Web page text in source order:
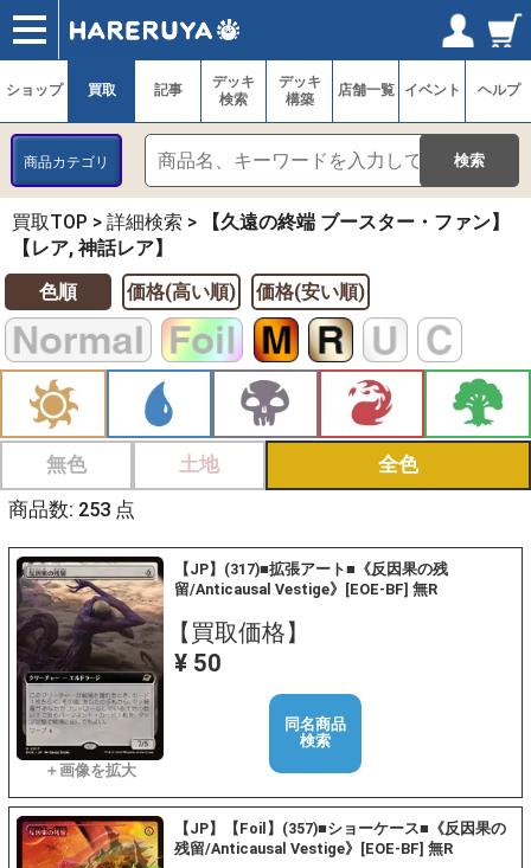
ショップ
買取
記事
デッキ検索
デッキ構築
選手一覧
店舗一覧
イベント
ヘルプ
お問い合わせ ログイン／会員登録
マイページ
ショップ 買取 記事
デッキ
検索
デッキ
構築
店舗一覧 イベント ヘルプ
商品カテゴリ
買取TOP > 詳細検索 >
【久遠の終端 ブースター・ファン】
【レア, 神話レア】
色順
価格(高い順) 価格(安い順)
無色 土地
全色
商品数: 253 点
【JP】(317)■拡張アート■《反因果の残
留/Anticausal Vestige》[EOE-BF] 無R
【買取価格】
¥ 50
同名商品
検索
【JP】【Foil】(357)■ショーケース■《反因果の
残留/Anticausal Vestige》[EOE-BF] 無R